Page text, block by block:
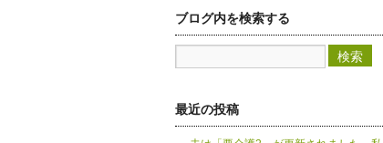
ブログ内を検索する
最近の投稿